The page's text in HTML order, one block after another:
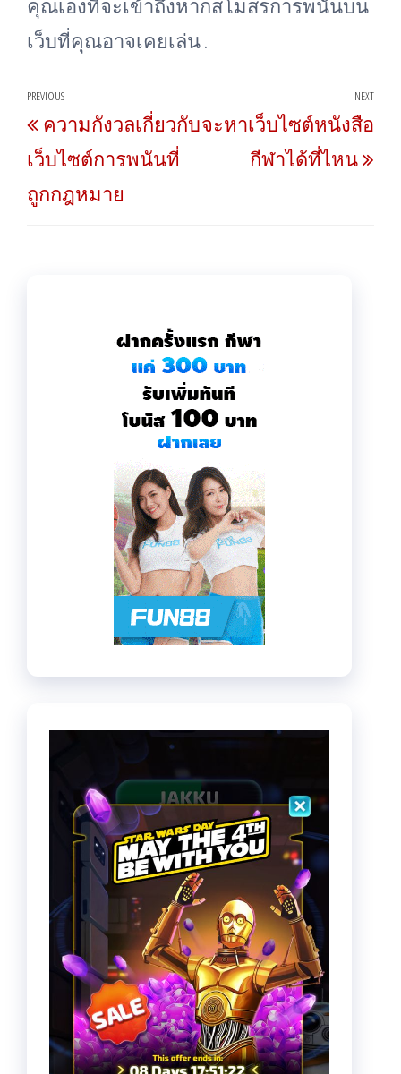
คุณเองที่จะเข้าถึงหากสโมสรการพนันบน
เว็บที่คุณอาจเคยเล่น .
Post
navigation
Previous
Post
PREVIOUS
ความกังวลเกี่ยวกับ
เว็บไซต์การพนันที่
ถูกกฎหมาย
NEXT
จะหาเว็บไซต์หนังสือ
กีฬาได้ที่ไหน